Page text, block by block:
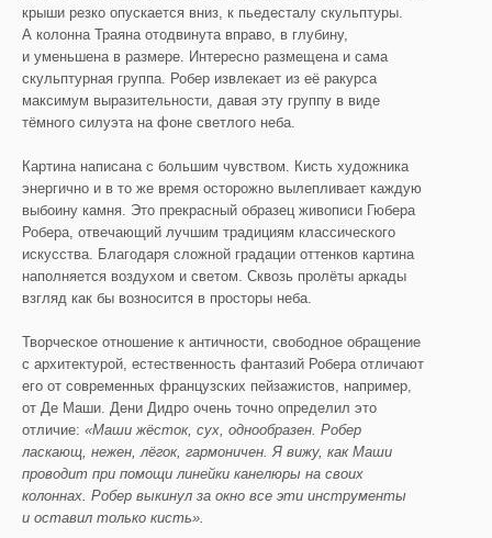
крыши резко опускается вниз, к пьедесталу скульптуры.
А колонна Траяна отодвинута вправо, в глубину,
и уменьшена в размере. Интересно размещена и сама
скульптурная группа. Робер извлекает из её ракурса
максимум выразительности, давая эту группу в виде
тёмного силуэта на фоне светлого неба.
Картина написана с большим чувством. Кисть художника
энергично и в то же время осторожно вылепливает каждую
выбоину камня. Это прекрасный образец живописи Гюбера
Робера, отвечающий лучшим традициям классического
искусства. Благодаря сложной градации оттенков картина
наполняется воздухом и светом. Сквозь пролёты аркады
взгляд как бы возносится в просторы неба.
Творческое отношение к античности, свободное обращение
с архитектурой, естественность фантазий Робера отличают
его от современных французских пейзажистов, например,
от Де Маши. Дени Дидро очень точно определил это
отличие: «Маши жёсток, сух, однообразен. Робер
ласкающ, нежен, лёгок, гармоничен. Я вижу, как Маши
проводит при помощи линейки канелюры на своих
колоннах. Робер выкинул за окно все эти инструменты
и оставил только кисть».